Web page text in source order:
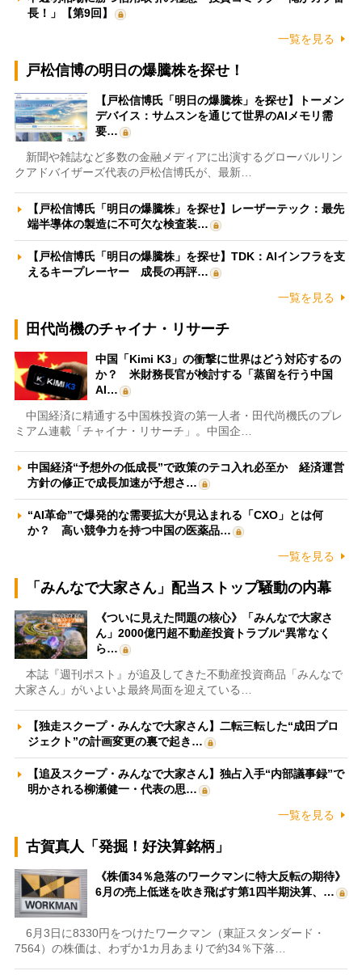
長！」【第9回】
一覧を見る
戸松信博の明日の爆騰株を探せ！
【戸松信博氏「明日の爆騰株」を探せ】トーメン
デバイス：サムスンを通じて世界のAIメモリ需
要…
新聞や雑誌など多数の金融メディアに出演するグローバルリン
クアドバイザーズ代表の戸松信博氏が、最新…
【戸松信博氏「明日の爆騰株」を探せ】レーザーテック：最先
端半導体の製造に不可欠な検査装…
【戸松信博氏「明日の爆騰株」を探せ】TDK：AIインフラを支
えるキープレーヤー 成長の再評…
一覧を見る
田代尚機のチャイナ・リサーチ
中国「Kimi K3」の衝撃に世界はどう対応するの
か？ 米財務長官が検討する「蒸留を行う中国
AI…
中国経済に精通する中国株投資の第一人者・田代尚機氏のプレ
ミアム連載「チャイナ・リサーチ」。中国企…
中国経済“予想外の低成長”で政策のテコ入れ必至か 経済運営
方針の修正で成長加速が予想さ…
“AI革命”で爆発的な需要拡大が見込まれる「CXO」とは何
か？ 高い競争力を持つ中国の医薬品…
一覧を見る
「みんなで大家さん」配当ストップ騒動の内幕
《ついに見えた問題の核心》「みんなで大家さ
ん」2000億円超不動産投資トラブル“異常なく
ら…
本誌『週刊ポスト』が追及してきた不動産投資商品「みんなで
大家さん」がいよいよ最終局面を迎えている…
【独走スクープ・みんなで大家さん】二転三転した“成田プロ
ジェクト”の計画変更の裏で起き…
【追及スクープ・みんなで大家さん】独占入手“内部議事録”で
明かされる柳瀬健一・代表の思…
一覧を見る
古賀真人「発掘！好決算銘柄」
《株価34％急落のワークマンに特大反転の期待》
6月の売上低迷を吹き飛ばす第1四半期決算、…
6月3日に8330円をつけたワークマン（東証スタンダード・
7564）の株価は、わずか1カ月あまりで約34％下落…